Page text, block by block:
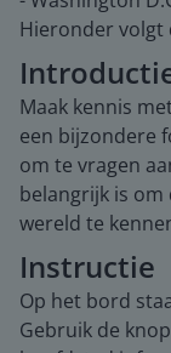
Hieronder volgt
Maak kennis
een bijzondere
om te vragen
belangrijk is
wereld te
Instructie
Op het bord
Gebruik de